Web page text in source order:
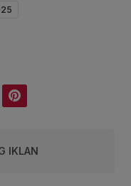
IKLAN